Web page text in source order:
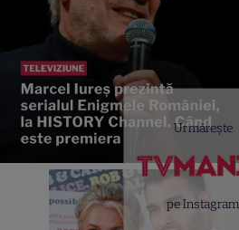
Urmărește
pe Instagram